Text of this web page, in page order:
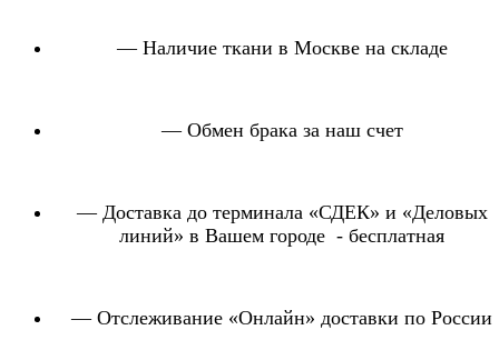
— Наличие ткани в Москве на складе
— Обмен брака за наш счет
— Доставка до терминала «СДЕК» и «Деловых
линий» в Вашем городе - бесплатная
— Отслеживание «Онлайн» доставки по России